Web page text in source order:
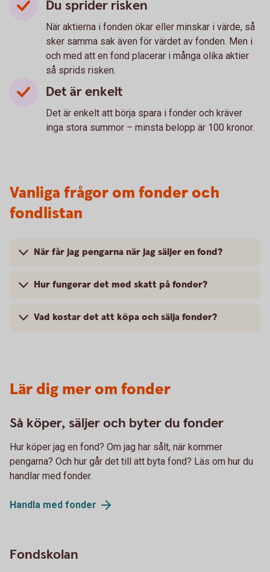
Du sprider risken
När aktierna i fonden ökar eller minskar i värde, så
sker samma sak även för värdet av fonden. Men i
och med att en fond placerar i många olika aktier
så sprids risken.
Det är enkelt
Det är enkelt att börja spara i fonder och kräver
inga stora summor – minsta belopp är 100 kronor.
Vanliga frågor om fonder och
fondlistan
När får jag pengarna när jag säljer en fond?
Hur fungerar det med skatt på fonder?
Vad kostar det att köpa och sälja fonder?
Lär dig mer om fonder
Så köper, säljer och byter du fonder
Hur köper jag en fond? Om jag har sålt, när kommer
pengarna? Och hur går det till att byta fond? Läs om hur du
handlar med fonder.
Handla med fonder
Fondskolan